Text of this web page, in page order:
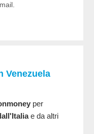
Venezuela
per
e da altri